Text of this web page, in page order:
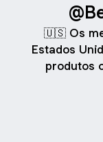
🇺🇸 Os
Estados
produtos